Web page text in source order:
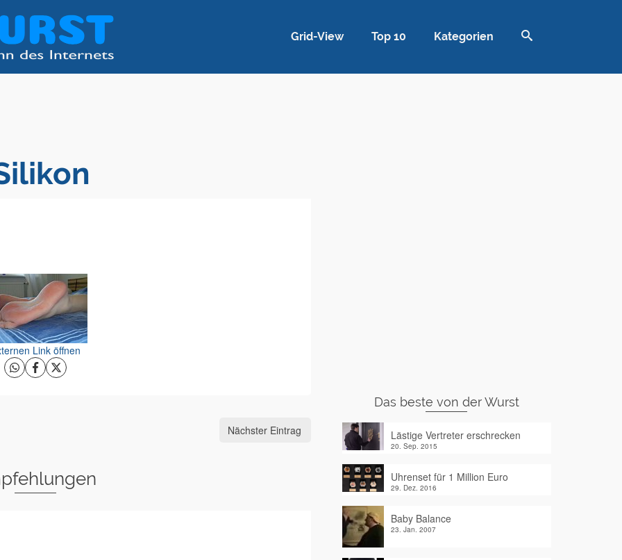
Grid-View Top 10 Kategorien
Link öffnen
Nächster Eintrag
Das beste von der Wurst
Lästige Vertreter erschrecken
20. Sep. 2015
Uhrenset für 1 Million Euro
29. Dez. 2016
Baby Balance
23. Jan. 2007